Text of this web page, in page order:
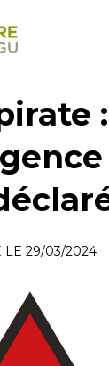
:
LE 29/03/2024